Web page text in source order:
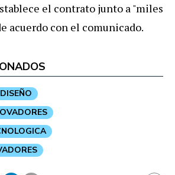
el contrato junto a "miles
acuerdo con el comunicado.
DISEÑO